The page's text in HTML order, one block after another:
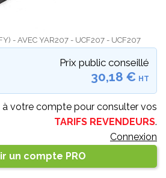
- AVEC YAR207 - UCF207 - UCF207
Prix public conseillé
30,18 € HT
votre compte pour consulter vos
TARIFS REVENDEURS.
Connexion
un compte PRO